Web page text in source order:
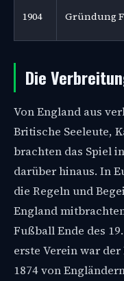
1904 Gründung
Die
Von England aus
Britische Seeleute,
brachten das Spiel
darüber hinaus. In
die Regeln und
England
Fußball Ende des
erste Verein war
1874 von